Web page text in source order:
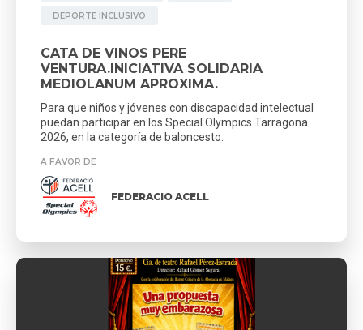
DEPORTE INCLUSIVO
CATA DE VINOS PERE
VENTURA.INICIATIVA SOLIDARIA
MEDIOLANUM APROXIMA.
Para que niños y jóvenes con discapacidad intelectual
puedan participar en los Special Olympics Tarragona
2026, en la categoría de baloncesto.
A FAVOR DE
FEDERACIO ACELL